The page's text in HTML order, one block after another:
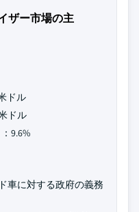
ザー市場の主
ドル
ドル
9.6%
車に対する政府の義務